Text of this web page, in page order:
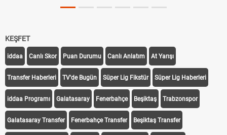
KEŞFET
iddaa Canlı Skor Puan Durumu Canlı Anlatım At Yarışı
Transfer Haberleri TV'de Bugün Süper Lig Fikstür Süper Lig Haberleri
iddaa Programı Galatasaray Fenerbahçe Beşiktaş Trabzonspor
Galatasaray Transfer Fenerbahçe Transfer Beşiktaş Transfer